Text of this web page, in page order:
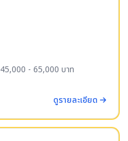
45,000 - 65,000 บาท
ดูรายละเอียด